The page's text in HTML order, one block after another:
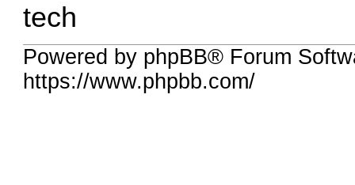
tech
Powered by phpBB® Forum
https://www.phpbb.com/